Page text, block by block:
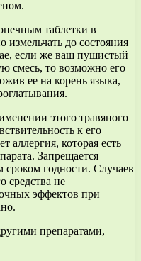
таблетки в
измельчать до состояния
если же ваш пушистый
смесь, то возможно его
ее на корень языка,
этого травяного
к его
аллергия, которая есть
Запрещается
сроком годности. Случаев
средства не
эффектов при
препаратами,